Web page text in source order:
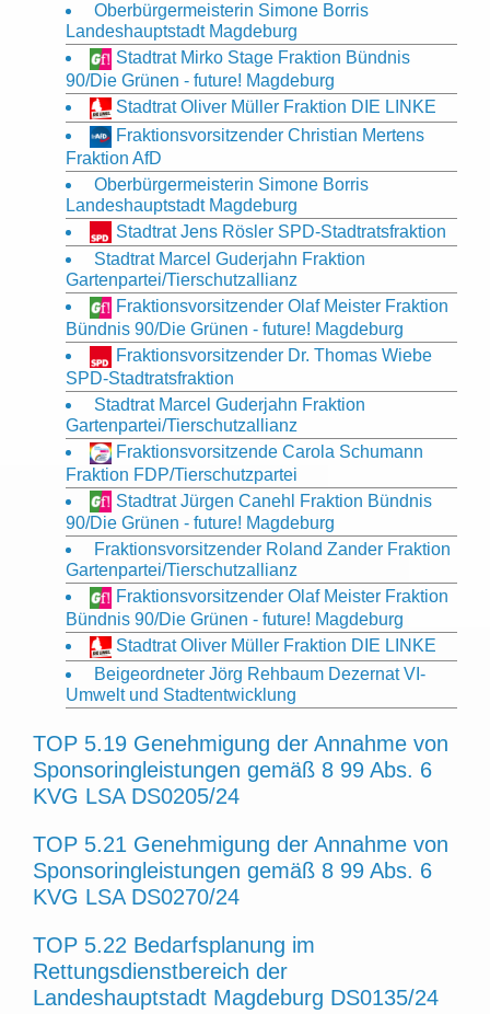
Oberbürgermeisterin Simone Borris
Landeshauptstadt Magdeburg
Stadtrat Mirko Stage Fraktion Bündnis
90/Die Grünen - future! Magdeburg
Stadtrat Oliver Müller Fraktion DIE LINKE
Fraktionsvorsitzender Christian Mertens
Fraktion AfD
Oberbürgermeisterin Simone Borris
Landeshauptstadt Magdeburg
Stadtrat Jens Rösler SPD-Stadtratsfraktion
Stadtrat Marcel Guderjahn Fraktion
Gartenpartei/Tierschutzallianz
Fraktionsvorsitzender Olaf Meister Fraktion
Bündnis 90/Die Grünen - future! Magdeburg
Fraktionsvorsitzender Dr. Thomas Wiebe
SPD-Stadtratsfraktion
Stadtrat Marcel Guderjahn Fraktion
Gartenpartei/Tierschutzallianz
Fraktionsvorsitzende Carola Schumann
Fraktion FDP/Tierschutzpartei
Stadtrat Jürgen Canehl Fraktion Bündnis
90/Die Grünen - future! Magdeburg
Fraktionsvorsitzender Roland Zander Fraktion
Gartenpartei/Tierschutzallianz
Fraktionsvorsitzender Olaf Meister Fraktion
Bündnis 90/Die Grünen - future! Magdeburg
Stadtrat Oliver Müller Fraktion DIE LINKE
Beigeordneter Jörg Rehbaum Dezernat VI-
Umwelt und Stadtentwicklung
TOP 5.19 Genehmigung der Annahme von
Sponsoringleistungen gemäß 8 99 Abs. 6
KVG LSA DS0205/24
TOP 5.21 Genehmigung der Annahme von
Sponsoringleistungen gemäß 8 99 Abs. 6
KVG LSA DS0270/24
TOP 5.22 Bedarfsplanung im
Rettungsdienstbereich der
Landeshauptstadt Magdeburg DS0135/24